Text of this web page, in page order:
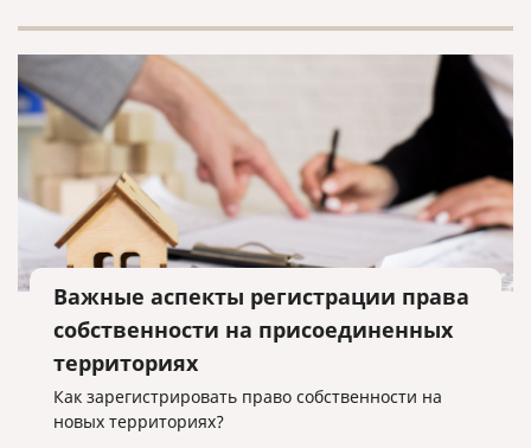
Важные аспекты регистрации права
собственности на присоединенных
территориях
Как зарегистрировать право собственности на
новых территориях?